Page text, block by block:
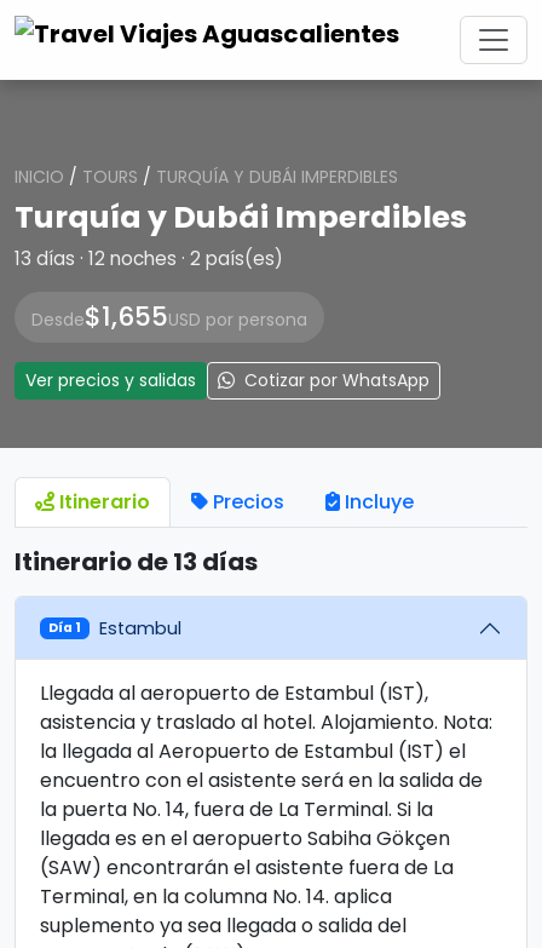
INICIO / TOURS / TURQUÍA Y DUBÁI IMPERDIBLES
Turquía y Dubái Imperdibles
13 días · 12 noches · 2 país(es)
Desde$1,655USD por persona
Ver precios y salidas Cotizar por WhatsApp
Itinerario Precios Incluye
Itinerario de 13 días
Día 1 Estambul
Llegada al aeropuerto de Estambul (IST),
asistencia y traslado al hotel. Alojamiento. Nota:
la llegada al Aeropuerto de Estambul (IST) el
encuentro con el asistente será en la salida de
la puerta No. 14, fuera de La Terminal. Si la
llegada es en el aeropuerto Sabiha Gökçen
(SAW) encontrarán el asistente fuera de La
Terminal, en la columna No. 14. aplica
suplemento ya sea llegada o salida del